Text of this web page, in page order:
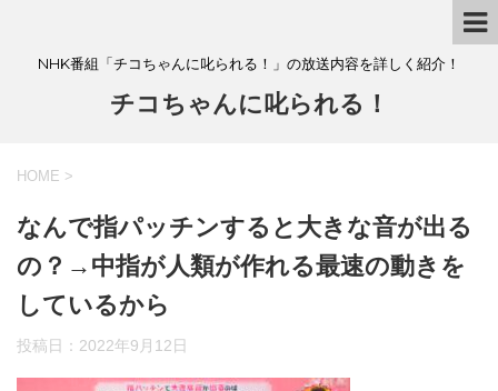
NHK番組「チコちゃんに叱られる！」の放送内容を詳しく紹介！
チコちゃんに叱られる！
HOME >
なんで指パッチンすると大きな音が出る
の？→中指が人類が作れる最速の動きを
しているから
投稿日： 2022年9月12日